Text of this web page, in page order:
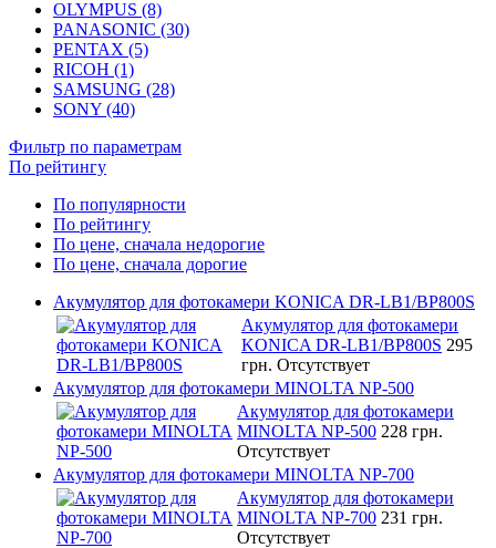
OLYMPUS (8)
PANASONIC (30)
PENTAX (5)
RICOH (1)
SAMSUNG (28)
SONY (40)
Фильтр по параметрам
По рейтингу
По популярности
По рейтингу
По цене, сначала недорогие
По цене, сначала дорогие
Акумулятор для фотокамери KONICA DR-LB1/BP800S
Акумулятор для фотокамери
KONICA DR-LB1/BP800S 295
грн. Отсутствует
Акумулятор для фотокамери MINOLTA NP-500
Акумулятор для фотокамери
MINOLTA NP-500 228 грн.
Отсутствует
Акумулятор для фотокамери MINOLTA NP-700
Акумулятор для фотокамери
MINOLTA NP-700 231 грн.
Отсутствует